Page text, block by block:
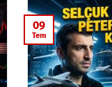
09
Tem